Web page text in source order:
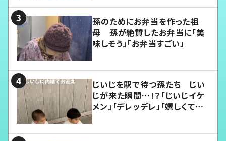
孫のためにお弁当を作った祖
母 孫が絶賛したお弁当に「美
味しそう」「お弁当すごい」
じいじを駅で待つ孫たち じい
じが来た瞬間…！？「じいじイケ
メン」「デレッデレ」「嬉しくて可